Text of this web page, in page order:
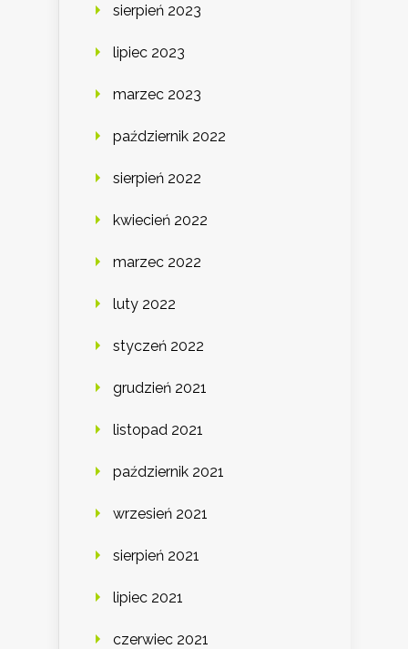
sierpień 2023
lipiec 2023
marzec 2023
październik 2022
sierpień 2022
kwiecień 2022
marzec 2022
luty 2022
styczeń 2022
grudzień 2021
listopad 2021
październik 2021
wrzesień 2021
sierpień 2021
lipiec 2021
czerwiec 2021